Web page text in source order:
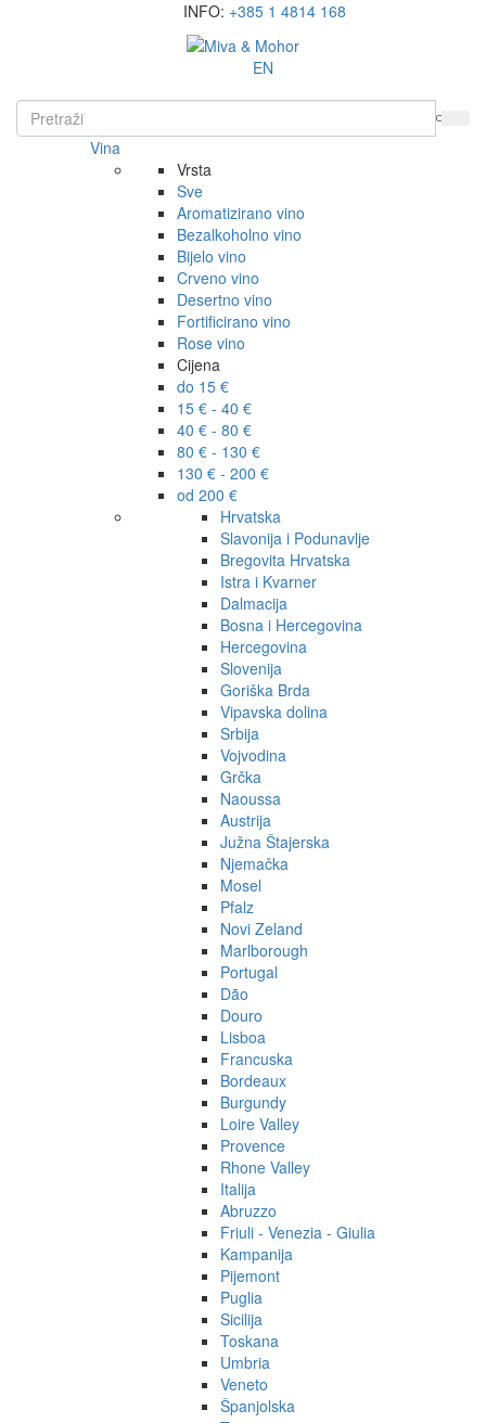
INFO: +385 1 4814 168
EN
Vina
Vrsta
Sve
Aromatizirano vino
Bezalkoholno vino
Bijelo vino
Crveno vino
Desertno vino
Fortificirano vino
Rose vino
Cijena
do 15 €
15 € - 40 €
40 € - 80 €
80 € - 130 €
130 € - 200 €
od 200 €
Hrvatska
Slavonija i Podunavlje
Bregovita Hrvatska
Istra i Kvarner
Dalmacija
Bosna i Hercegovina
Hercegovina
Slovenija
Goriška Brda
Vipavska dolina
Srbija
Vojvodina
Grčka
Naoussa
Austrija
Južna Štajerska
Njemačka
Mosel
Pfalz
Novi Zeland
Marlborough
Portugal
Dão
Douro
Lisboa
Francuska
Bordeaux
Burgundy
Loire Valley
Provence
Rhone Valley
Italija
Abruzzo
Friuli - Venezia - Giulia
Kampanija
Pijemont
Puglia
Sicilija
Toskana
Umbria
Veneto
Španjolska